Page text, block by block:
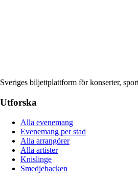
Sveriges biljettplattform för konserter,
Utforska
Alla evenemang
Evenemang per stad
Alla arrangörer
Alla artister
Knislinge
Smedjebacken